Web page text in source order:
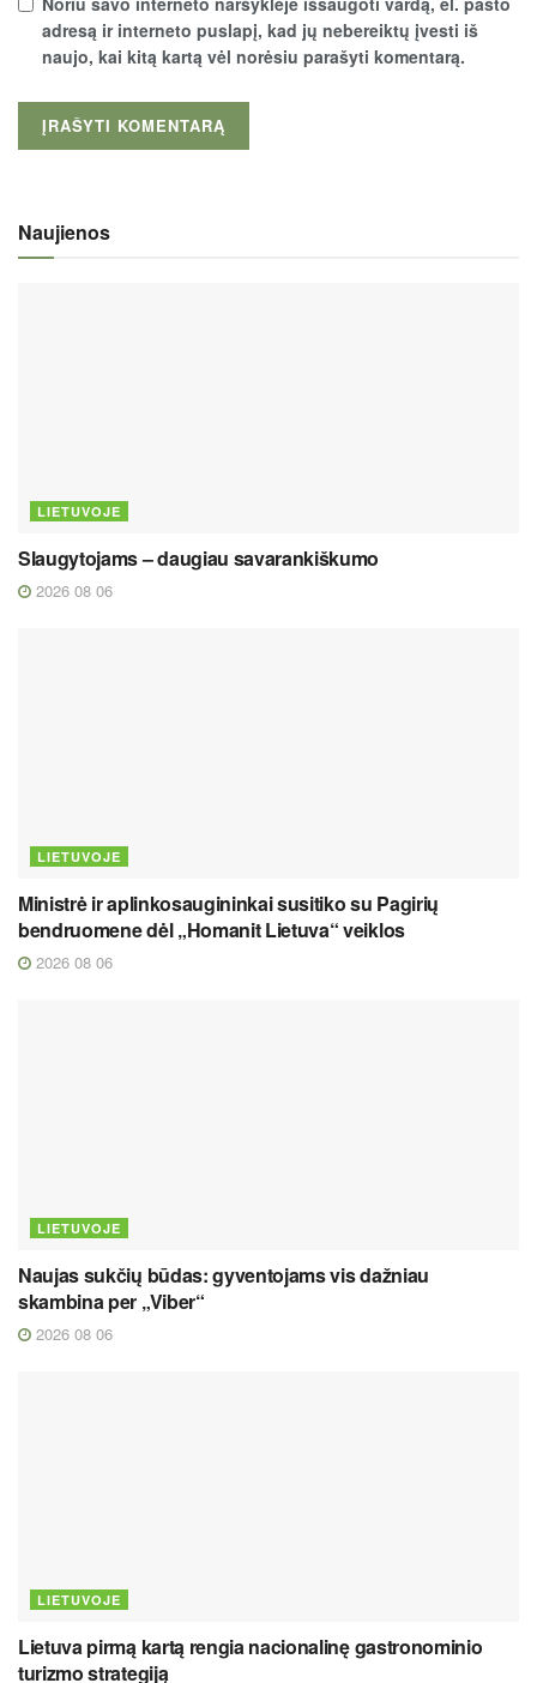
adresą ir interneto puslapį, kad jų nebereiktų įvesti iš
naujo, kai kitą kartą vėl norėsiu parašyti komentarą.
Naujienos
LIETUVOJE
Slaugytojams – daugiau savarankiškumo
2026 08 06
LIETUVOJE
Ministrė ir aplinkosaugininkai susitiko su Pagirių
bendruomene dėl „Homanit Lietuva“ veiklos
2026 08 06
LIETUVOJE
Naujas sukčių būdas: gyventojams vis dažniau
skambina per „Viber“
2026 08 06
LIETUVOJE
Lietuva pirmą kartą rengia nacionalinę gastronominio
turizmo strategiją